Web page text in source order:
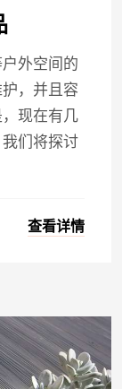
外空间的
，并且容
现在有几
们将探讨
查看详情